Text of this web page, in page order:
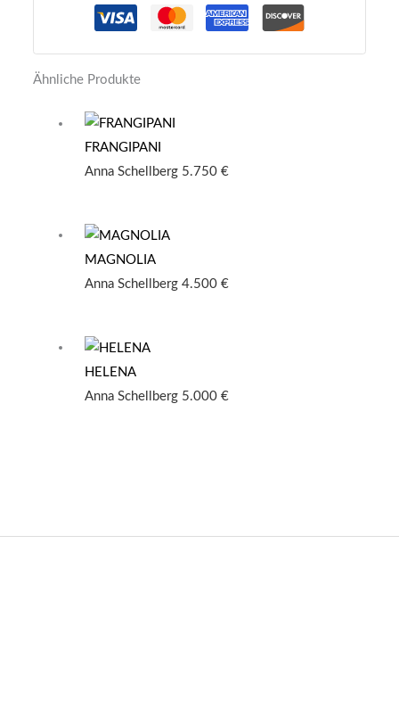
Ähnliche Produkte
FRANGIPANI
Anna Schellberg 5.750€
MAGNOLIA
Anna Schellberg4.500€
HELENA
Anna Schellberg 5.000€